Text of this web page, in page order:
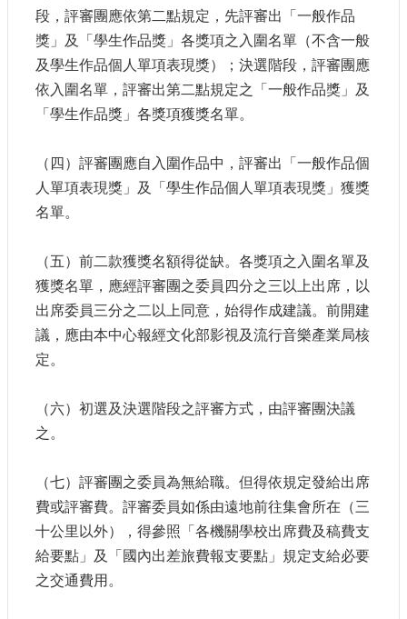
段，評審團應依第二點規定，先評審出「一般作品
獎」及「學生作品獎」各獎項之入圍名單（不含一般
及學生作品個人單項表現獎）；決選階段，評審團應
依入圍名單，評審出第二點規定之「一般作品獎」及
「學生作品獎」各獎項獲獎名單。
（四）評審團應自入圍作品中，評審出「一般作品個
人單項表現獎」及「學生作品個人單項表現獎」獲獎
名單。
（五）前二款獲獎名額得從缺。各獎項之入圍名單及
獲獎名單，應經評審團之委員四分之三以上出席，以
出席委員三分之二以上同意，始得作成建議。前開建
議，應由本中心報經文化部影視及流行音樂產業局核
定。
（六）初選及決選階段之評審方式，由評審團決議
之。
（七）評審團之委員為無給職。但得依規定發給出席
費或評審費。評審委員如係由遠地前往集會所在（三
十公里以外），得參照「各機關學校出席費及稿費支
給要點」及「國內出差旅費報支要點」規定支給必要
之交通費用。